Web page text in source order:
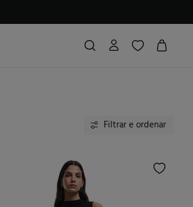
Filtrar e ordenar